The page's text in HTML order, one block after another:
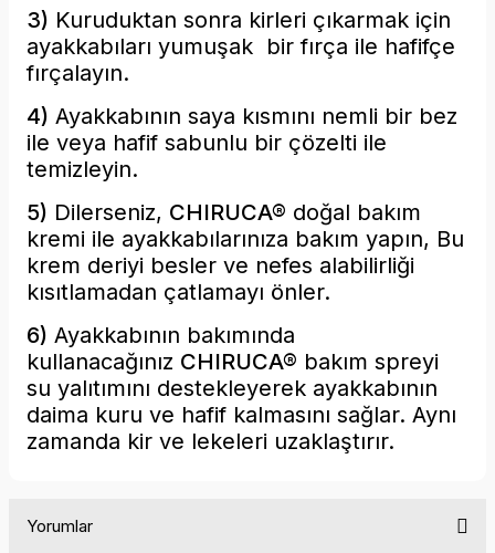
3) Kuruduktan sonra kirleri çıkarmak için
ayakkabıları yumuşak bir fırça ile hafifçe
fırçalayın.
4) Ayakkabının saya kısmını nemli bir bez
ile veya hafif sabunlu bir çözelti ile
temizleyin.
5) Dilerseniz, CHIRUCA® doğal bakım
kremi ile ayakkabılarınıza bakım yapın, Bu
krem deriyi besler ve nefes alabilirliği
kısıtlamadan çatlamayı önler.
6) Ayakkabının bakımında
kullanacağınız CHIRUCA® bakım spreyi
su yalıtımını destekleyerek ayakkabının
daima kuru ve hafif kalmasını sağlar. Aynı
zamanda kir ve lekeleri uzaklaştırır.
Yorumlar